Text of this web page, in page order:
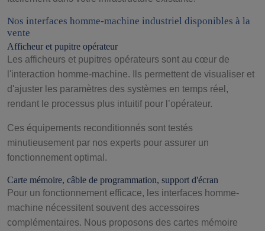
Nos interfaces homme-machine industriel disponibles à la
vente
Afficheur et pupitre opérateur
Les afficheurs et pupitres opérateurs sont au cœur de
l'interaction homme-machine. Ils permettent de visualiser et
d'ajuster les paramètres des systèmes en temps réel,
rendant le processus plus intuitif pour l’opérateur.
Ces équipements reconditionnés sont testés
minutieusement par nos experts pour assurer un
fonctionnement optimal.
Carte mémoire, câble de programmation, support d'écran
Pour un fonctionnement efficace, les interfaces homme-
machine nécessitent souvent des accessoires
complémentaires. Nous proposons des cartes mémoire